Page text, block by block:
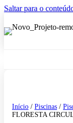
Saltar para o
Início / Piscinas /
FLORESTA